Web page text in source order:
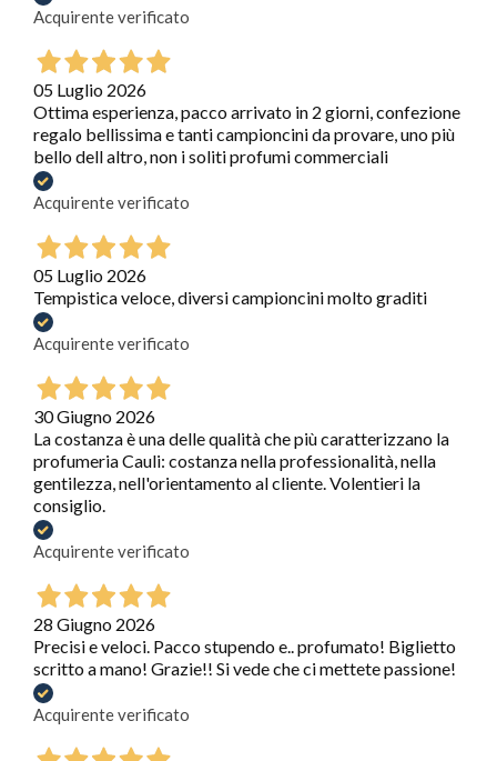
Acquirente verificato
05 Luglio 2026
Ottima esperienza, pacco arrivato in 2 giorni, confezione
regalo bellissima e tanti campioncini da provare, uno più
bello dell altro, non i soliti profumi commerciali
Acquirente verificato
05 Luglio 2026
Tempistica veloce, diversi campioncini molto graditi
Acquirente verificato
30 Giugno 2026
La costanza è una delle qualità che più caratterizzano la
profumeria Cauli: costanza nella professionalità, nella
gentilezza, nell'orientamento al cliente. Volentieri la
consiglio.
Acquirente verificato
28 Giugno 2026
Precisi e veloci. Pacco stupendo e.. profumato! Biglietto
scritto a mano! Grazie!! Si vede che ci mettete passione!
Acquirente verificato